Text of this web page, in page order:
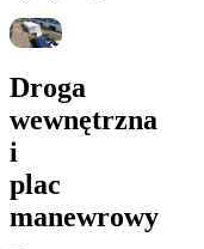
Droga
wewnętrzna
i
plac
manewrowy